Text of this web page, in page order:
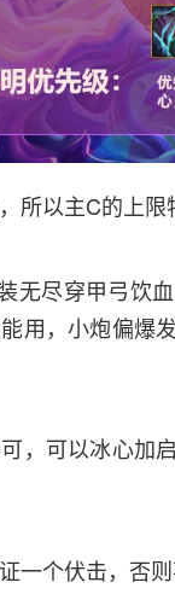
所以主C的上限
无尽穿甲弓饮
用，小炮偏爆
，可以冰心加
一个伏击，否